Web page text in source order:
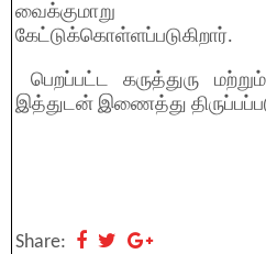
வைக்குமாறு
கேட்டுக்கொள்ளப்படுகிறார்.
பெறப்பட்ட கருத்துரு
இத்துடன் இணைத்து
Share: